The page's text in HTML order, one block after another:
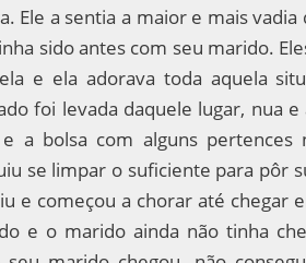
Ele a sentia a maior e mais
sido antes com seu marido.
e ela adorava toda aquela
foi levada daquele lugar, nua
a bolsa com alguns
se limpar o suficiente para pôr
e começou a chorar até chegar
e o marido ainda não tinha